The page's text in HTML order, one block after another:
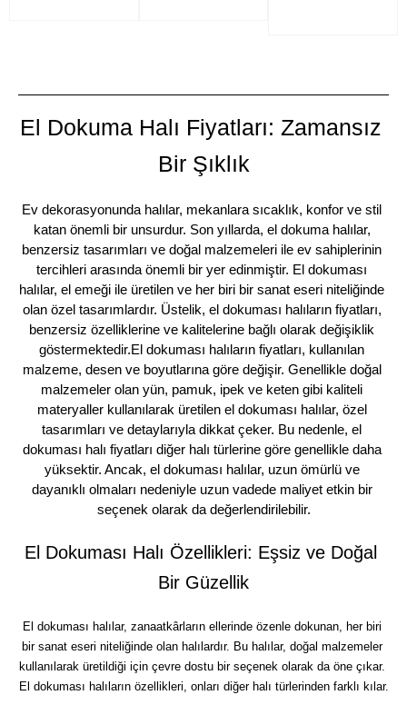
El Dokuma Halı Fiyatları: Zamansız
Bir Şıklık
Ev dekorasyonunda halılar, mekanlara sıcaklık, konfor ve stil
katan önemli bir unsurdur. Son yıllarda, el dokuma halılar,
benzersiz tasarımları ve doğal malzemeleri ile ev sahiplerinin
tercihleri arasında önemli bir yer edinmiştir. El dokuması
halılar, el emeği ile üretilen ve her biri bir sanat eseri niteliğinde
olan özel tasarımlardır. Üstelik, el dokuması halıların fiyatları,
benzersiz özelliklerine ve kalitelerine bağlı olarak değişiklik
göstermektedir.El dokuması halıların fiyatları, kullanılan
malzeme, desen ve boyutlarına göre değişir. Genellikle doğal
malzemeler olan yün, pamuk, ipek ve keten gibi kaliteli
materyaller kullanılarak üretilen el dokuması halılar, özel
tasarımları ve detaylarıyla dikkat çeker. Bu nedenle, el
dokuması halı fiyatları diğer halı türlerine göre genellikle daha
yüksektir. Ancak, el dokuması halılar, uzun ömürlü ve
dayanıklı olmaları nedeniyle uzun vadede maliyet etkin bir
seçenek olarak da değerlendirilebilir.
El Dokuması Halı Özellikleri: Eşsiz ve Doğal
Bir Güzellik
El dokuması halılar, zanaatkârların ellerinde özenle dokunan, her biri
bir sanat eseri niteliğinde olan halılardır. Bu halılar, doğal malzemeler
kullanılarak üretildiği için çevre dostu bir seçenek olarak da öne çıkar.
El dokuması halıların özellikleri, onları diğer halı türlerinden farklı kılar.